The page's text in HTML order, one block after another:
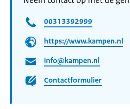
00313392999
https://www.kampen.nl
info@kampen.nl
Contactformulier